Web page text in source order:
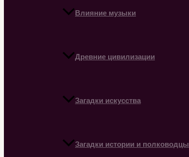
Влияние музыки
Древние цивилизации
Загадки искусства
Загадки истории и полководцы